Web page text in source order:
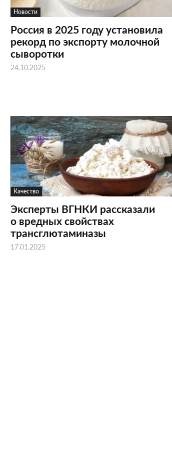
Новости
Россия в 2025 году установила
рекорд по экспорту молочной
сыворотки
24.10.2025
Качество
Эксперты ВГНКИ рассказали
о вредных свойствах
трансглютаминазы
17.01.2025